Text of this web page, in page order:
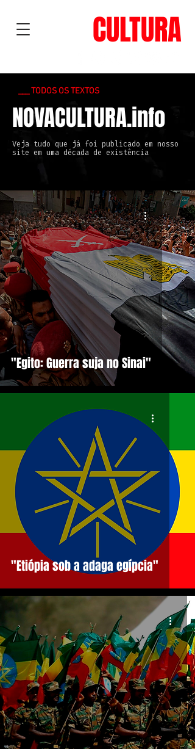
CULTURA
___ TODOS OS TEXTOS
NOVACULTURA.info
Veja tudo que já foi publicado em nosso
site em uma década de existência
"Egito: Guerra suja no Sinai"
"Etiópia sob a adaga egípcia"